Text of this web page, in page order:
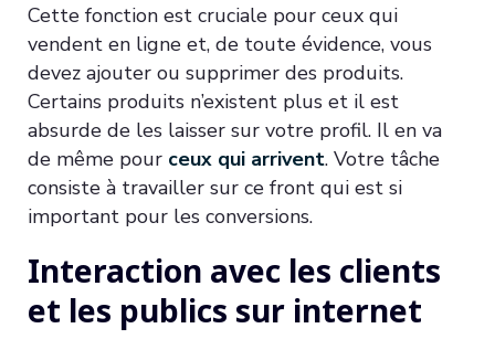
Cette fonction est cruciale pour ceux qui
vendent en ligne et, de toute évidence, vous
devez ajouter ou supprimer des produits.
Certains produits n’existent plus et il est
absurde de les laisser sur votre profil. Il en va
de même pour ceux qui arrivent. Votre tâche
consiste à travailler sur ce front qui est si
important pour les conversions.
Interaction avec les clients
et les publics sur internet